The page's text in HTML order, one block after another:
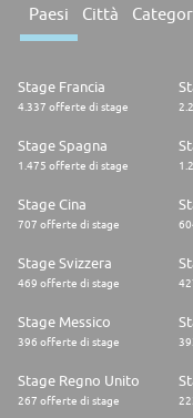
Paesi Città
Stage Francia
4.337 offerte di stage
Stage Spagna
1.475 offerte di stage
Stage Cina
707 offerte di stage
Stage Svizzera
469 offerte di stage
Stage Messico
396 offerte di stage
Stage Regno Unito
267 offerte di stage